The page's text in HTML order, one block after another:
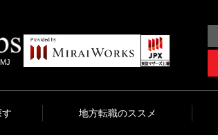
地方転職のススメ